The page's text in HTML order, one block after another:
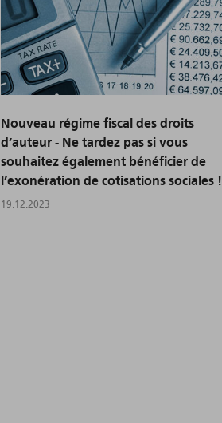
Nouveau régime fiscal des droits
d’auteur - Ne tardez pas si vous
souhaitez également bénéficier de
l’exonération de cotisations sociales !
19.12.2023